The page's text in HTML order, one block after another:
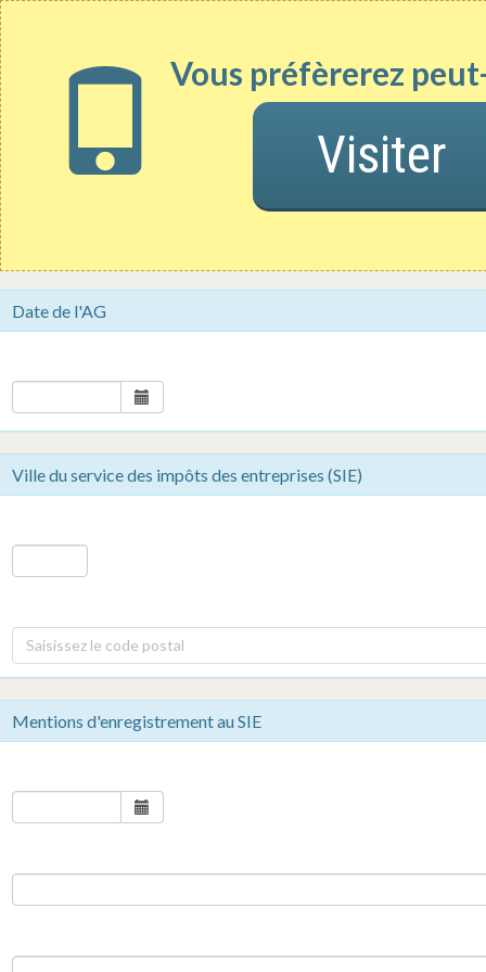
Le site officiel des annonces légales
2. Parution / Tarif / Justificatifs
> Cession de droit au bail
- Cession de droit au bail
Date de l'AG
Ville du service des impôts des entreprises (SIE)
Saisissez le code postal
Mentions d'enregistrement au SIE
Vous préfèrerez
Visiter